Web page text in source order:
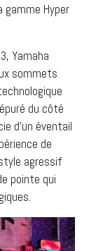
gamme Hyper
Yamaha
sommets
du côté
d’un éventail
de
agressif
pointe qui